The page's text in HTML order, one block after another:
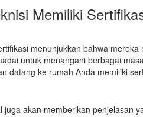
Memiliki
menunjukkan bahwa
untuk menangani berbagai
datang ke rumah Anda memiliki
juga akan memberikan penjelasan